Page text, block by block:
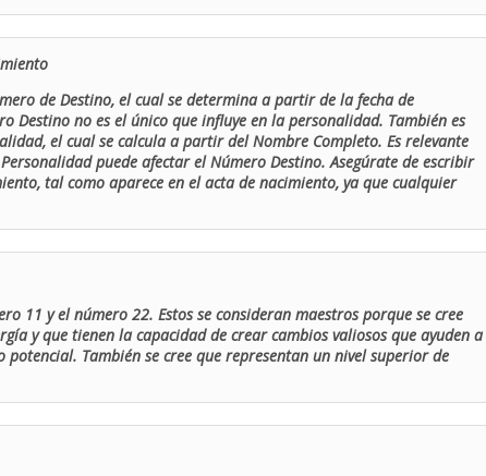
de Destino, el cual se determina a partir de la fecha de
Destino no es el único que influye en la personalidad. También es
el cual se calcula a partir del Nombre Completo. Es relevante
puede afectar el Número Destino. Asegúrate de escribir
tal como aparece en el acta de nacimiento, ya que cualquier
11 y el número 22. Estos se consideran maestros porque se cree
y que tienen la capacidad de crear cambios valiosos que ayuden a
También se cree que representan un nivel superior de